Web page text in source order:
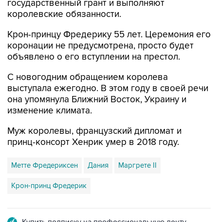
Крон-принцу Фредерику 55 лет. Церемония его
объявлено о его вступлении на престол.
С новогодним обращением королева
она упомянула Ближний Восток, Украину и
изменение климата.
Муж королевы, французский дипломат и
Метте Фредериксен Дания Маргрете II
Крон-принц Фредерик
Подписаться на рассылку главных новостей сайта